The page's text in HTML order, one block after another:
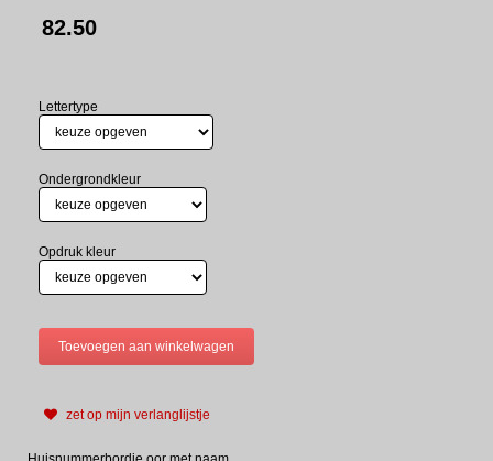
82.50
Lettertype
Ondergrondkleur
Opdruk kleur
zet op mijn verlanglijstje